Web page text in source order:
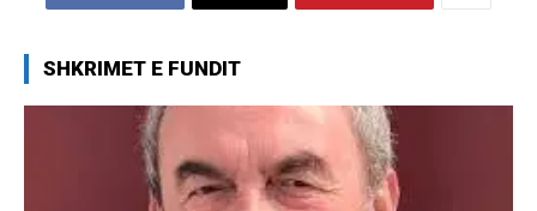
SHKRIMET E FUNDIT